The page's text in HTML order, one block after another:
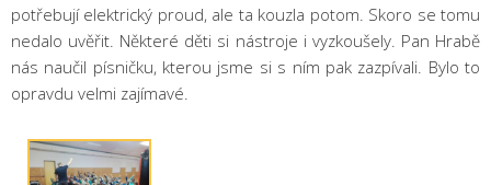
potřebují elektrický proud, ale ta kouzla potom. Skoro se tomu
nedalo uvěřit. Některé děti si nástroje i vyzkoušely. Pan Hrabě
nás naučil písničku, kterou jsme si s ním pak zazpívali. Bylo to
opravdu velmi zajímavé.